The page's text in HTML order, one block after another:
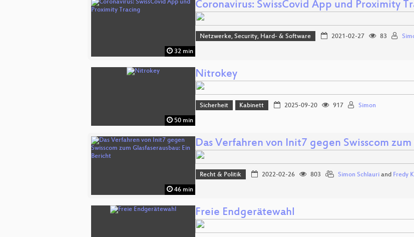
32 min
Coronavirus: SwissCovid App und Proximity
Netzwerke, Security, Hard- & Software 2021-02-27 83
50 min
Nitrokey
Sicherheit Kabinett 2025-09-20 917 Simon
46 min
Das Verfahren von Init7 gegen Swisscom
Recht & Politik 2022-02-26 803 Simon Schlauriand Fredy
Freie Endgerätewahl